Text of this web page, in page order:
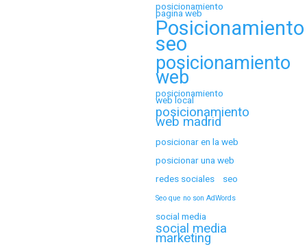
posicionamiento
pagina web
Posicionamiento
seo
posicionamiento
web
posicionamiento
web local
posicionamiento
web madrid
posicionar en la web
posicionar una web
redes sociales
seo
Seo que no son AdWords
social media
social media
marketing